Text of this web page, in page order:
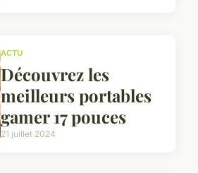
ACTU
Découvrez les
meilleurs portables
gamer 17 pouces
21 juillet 2024